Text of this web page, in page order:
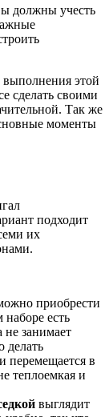
должны учесть
этой
сделать своими
Так же
моменты
подходит
их
приобрести
есть
не занимает
делать
перемещается в
теплоемкая и
выглядит